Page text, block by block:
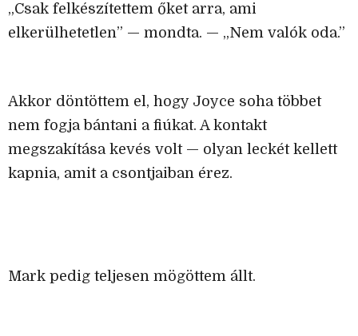
„Csak felkészítettem őket arra, ami
elkerülhetetlen” — mondta. — „Nem valók oda.”
Akkor döntöttem el, hogy Joyce soha többet
nem fogja bántani a fiúkat. A kontakt
megszakítása kevés volt — olyan leckét kellett
kapnia, amit a csontjaiban érez.
Mark pedig teljesen mögöttem állt.